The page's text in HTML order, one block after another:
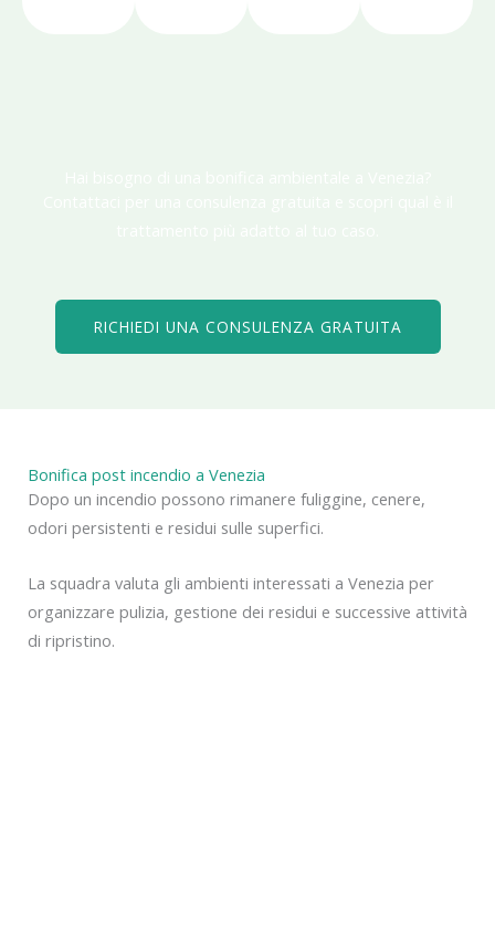
RICHIEDI UNA CONSULENZA GRATUITA
Bonifica post incendio a Venezia
Dopo un incendio possono rimanere fuliggine, cenere,
odori persistenti e residui sulle superfici.
La squadra valuta gli ambienti interessati a Venezia per
organizzare pulizia, gestione dei residui e successive attività
di ripristino.